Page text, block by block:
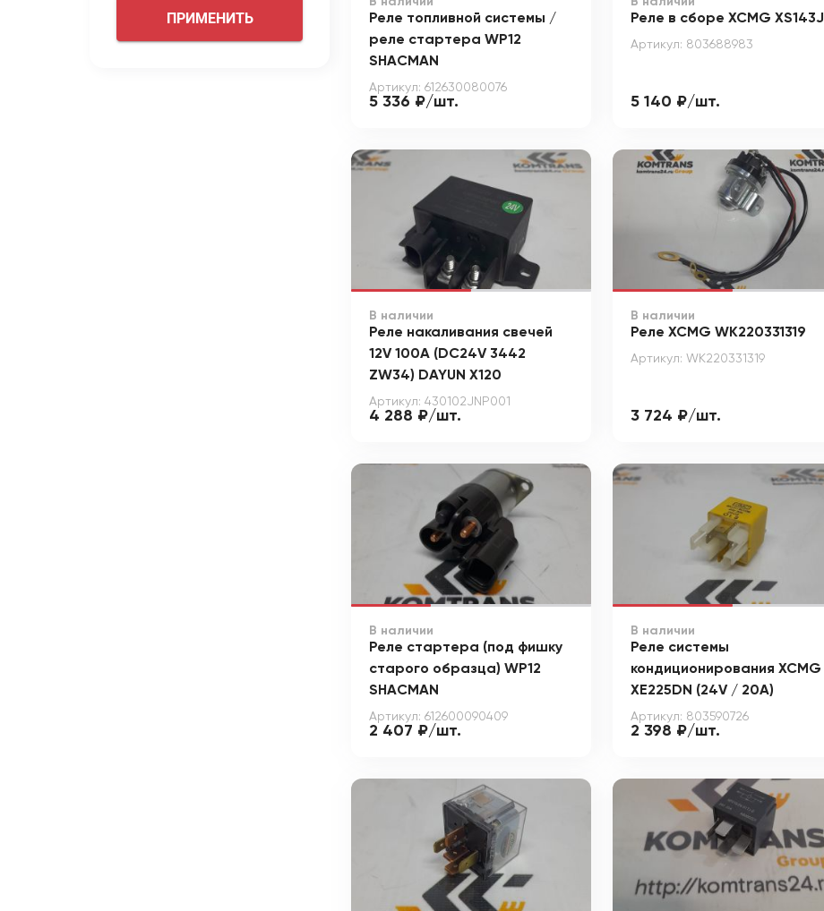
ПРИМЕНИТЬ
Реле топливной системы /
реле стартера WP12
SHACMAN
Артикул: 612630080076
5 336 ₽/шт.
Реле в сборе XCMG XS143J
Артикул: 803688983
5 140 ₽/шт.
В наличии
Реле накаливания свечей
12V 100A (DC24V 3442
ZW34) DAYUN X120
Артикул: 430102JNP001
4 288 ₽/шт.
В наличии
Реле XCMG WK220331319
Артикул: WK220331319
3 724 ₽/шт.
В наличии
Реле стартера (под фишку
старого образца) WP12
SHACMAN
Артикул: 612600090409
2 407 ₽/шт.
В наличии
Реле системы
кондиционирования XCMG
XE225DN (24V / 20A)
Артикул: 803590726
2 398 ₽/шт.